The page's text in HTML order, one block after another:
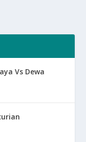
Vs Dewa